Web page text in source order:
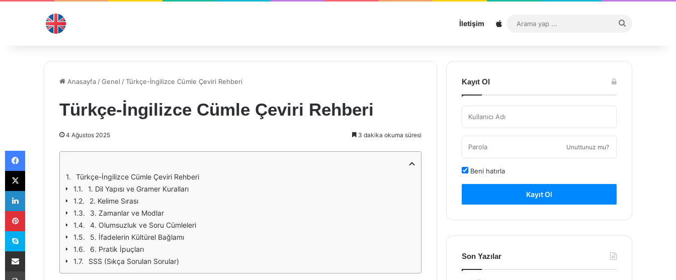
İletişim Sitemap
...
Anasayfa /Genel /Türkçe-İngilizce Cümle Çeviri Rehberi
Türkçe-İngilizce Cümle Çeviri Rehberi
4 Ağustos 2025 3 dakika okuma süresi
Türkçe-İngilizce Cümle Çeviri Rehberi
1. Dil Yapısı ve Gramer Kuralları
2. Kelime Sırası
3. Zamanlar ve Modlar
4. Olumsuzluk ve Soru Cümleleri
5. İfadelerin Kültürel Bağlamı
6. Pratik İpuçları
SSS (Sıkça Sorulan Sorular)
Kayıt Ol
Unuttunuz mu?
Beni hatırla
Kayıt Ol
Son Yazılar
Facebook
X
LinkedIn
Pinterest
Skype
E-Posta ile paylaş